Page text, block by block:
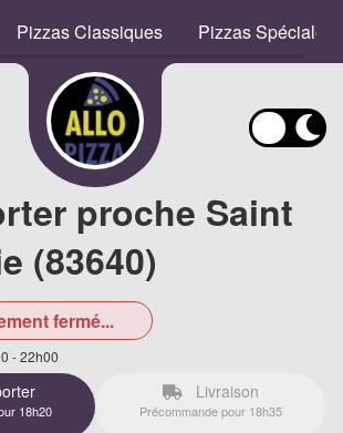
Pizzas Classiques Pizzas Spéciales
proche Saint
(83640)
fermé...
- 22h00
18h20
Livraison
Précommande pour 18h35